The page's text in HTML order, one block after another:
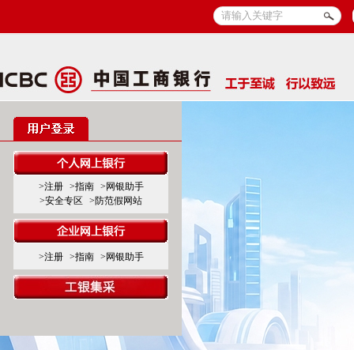
>注册 >指南
>网银助手
>安全专区
>防范假网站
>注册 >指南 >网银助手